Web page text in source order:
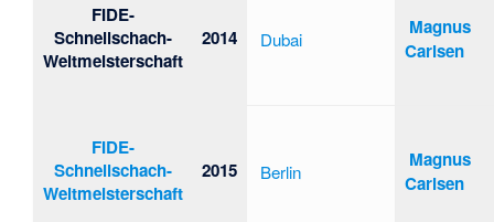
FIDE-
Schnellschach-
Weltmeisterschaft
2014 Dubai
Magnus
Carlsen
FIDE-
Schnellschach-
Weltmeisterschaft
2015 Berlin
Magnus
Carlsen